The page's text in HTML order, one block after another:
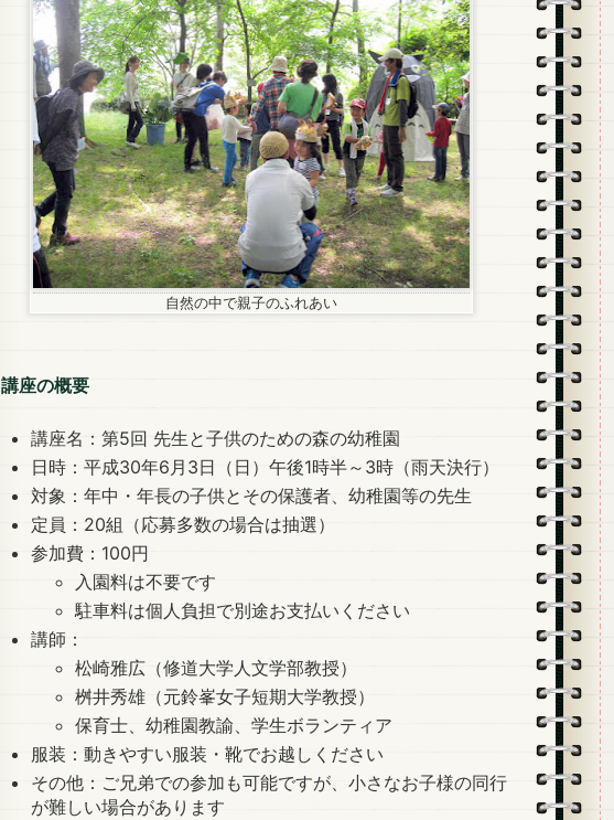
自然の中で親子のふれあい
講座の概要
講座名：第5回 先生と子供のための森の幼稚園
日時：平成30年6月3日（日）午後1時半～3時（雨天決行）
対象：年中・年長の子供とその保護者、幼稚園等の先生
定員：20組（応募多数の場合は抽選）
参加費：100円
入園料は不要です
駐車料は個人負担で別途お支払いください
講師：
松崎雅広（修道大学人文学部教授）
桝井秀雄（元鈴峯女子短期大学教授）
保育士、幼稚園教諭、学生ボランティア
服装：動きやすい服装・靴でお越しください
その他：ご兄弟での参加も可能ですが、小さなお子様の同行
が難しい場合があります